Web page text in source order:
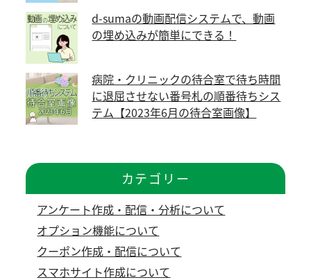
d-sumaの動画配信システムで、動画
の埋め込みが簡単にできる！
病院・クリニックの待合室で待ち時間
に退屈させない番号札の順番待ちシス
テム【2023年6月の待合室画像】
カテゴリー
アンケート作成・配信・分析について
オプション機能について
クーポン作成・配信について
スマホサイト作成について